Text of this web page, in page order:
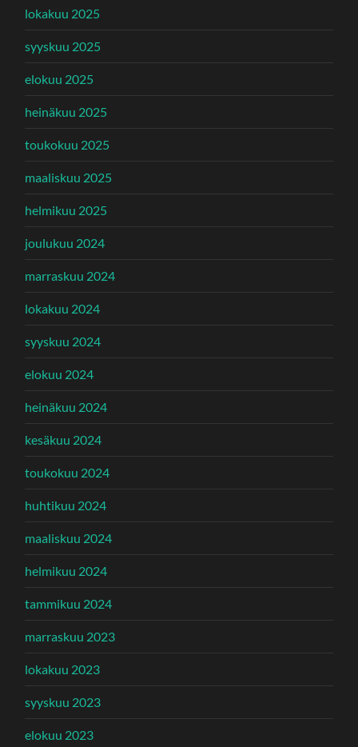
lokakuu 2025
syyskuu 2025
elokuu 2025
heinäkuu 2025
toukokuu 2025
maaliskuu 2025
helmikuu 2025
joulukuu 2024
marraskuu 2024
lokakuu 2024
syyskuu 2024
elokuu 2024
heinäkuu 2024
kesäkuu 2024
toukokuu 2024
huhtikuu 2024
maaliskuu 2024
helmikuu 2024
tammikuu 2024
marraskuu 2023
lokakuu 2023
syyskuu 2023
elokuu 2023